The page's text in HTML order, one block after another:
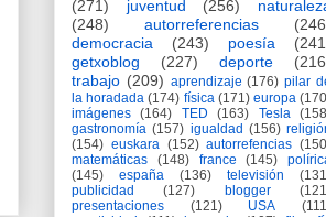
(271)
juventud (256)
(248)
autorreferencias
democracia
(243) poesía
getxoblog
(227) deporte
trabajo (209) aprendizaje (176) pilar
la horadada (174) física (171) europa
imágenes
(164) TED (163) Tesla
gastronomía (157) igualdad (156)
(154) euskara (152) autorrefencias
matemáticas
(148) france (145)
(145)
españa (136) televisión
publicidad
(127) blogger
presentaciones
(121) USA